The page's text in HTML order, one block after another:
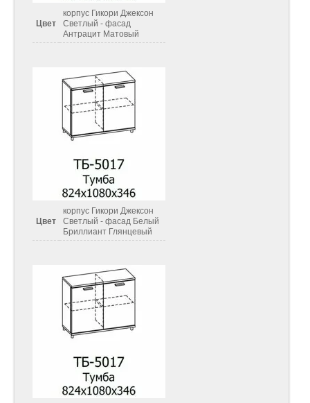
Цвет
корпус Гикори Джексон
Светлый - фасад
Антрацит Матовый
Цвет
корпус Гикори Джексон
Светлый - фасад Белый
Бриллиант Глянцевый